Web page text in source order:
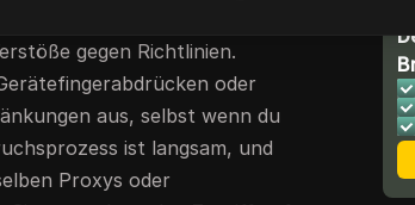
gegen Richtlinien.
oder
aus, selbst wenn du
ist langsam, und
Proxys oder